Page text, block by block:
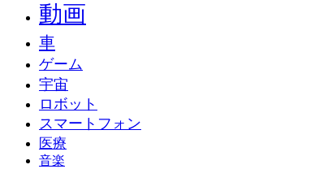
動画
車
ゲーム
宇宙
ロボット
スマートフォン
医療
音楽